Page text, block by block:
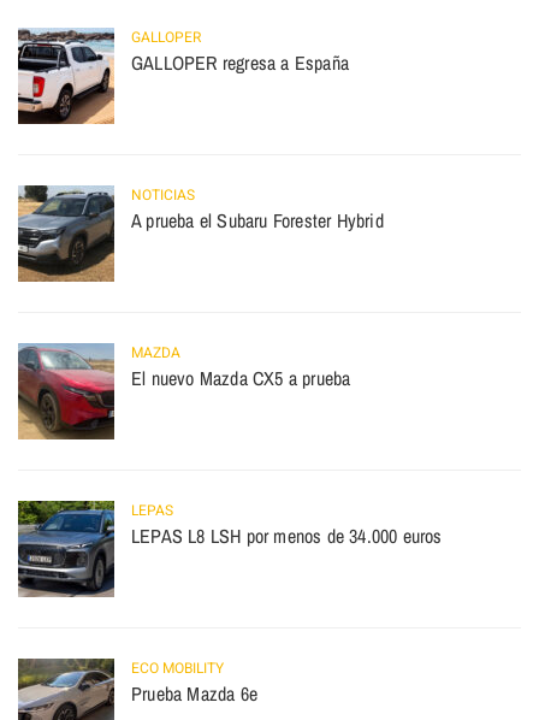
GALLOPER
GALLOPER regresa a España
NOTICIAS
A prueba el Subaru Forester Hybrid
MAZDA
El nuevo Mazda CX5 a prueba
LEPAS
LEPAS L8 LSH por menos de 34.000 euros
ECO MOBILITY
Prueba Mazda 6e